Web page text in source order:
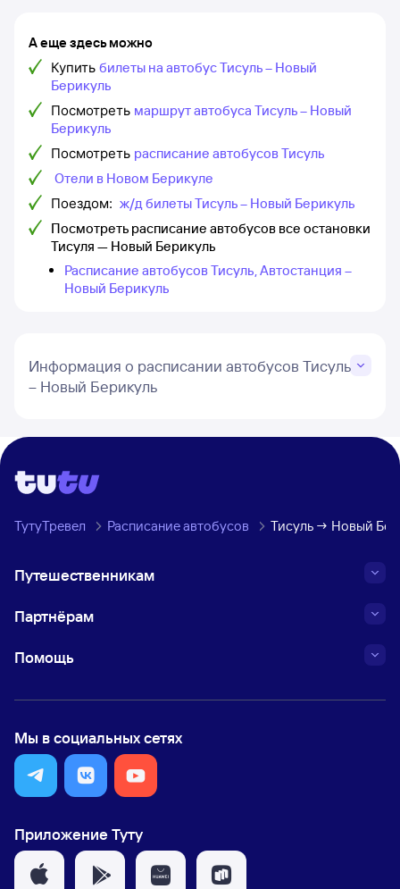
А еще здесь можно
Купить билеты на автобус Тисуль – Новый
Берикуль
Посмотреть маршрут автобуса Тисуль – Новый
Берикуль
Посмотреть расписание автобусов Тисуль
Отели в Новом Берикуле
Поездом: ж/д билеты Тисуль – Новый Берикуль
Посмотреть расписание автобусов все остановки
Тисуля — Новый Берикуль
Расписание автобусов Тисуль, Автостанция –
Новый Берикуль
Информация о расписании автобусов Тисуль
– Новый Берикуль
ТутуТревел Расписание автобусов Тисуль → Новый
Путешественникам
Партнёрам
Помощь
Мы в социальных сетях
Приложение Туту